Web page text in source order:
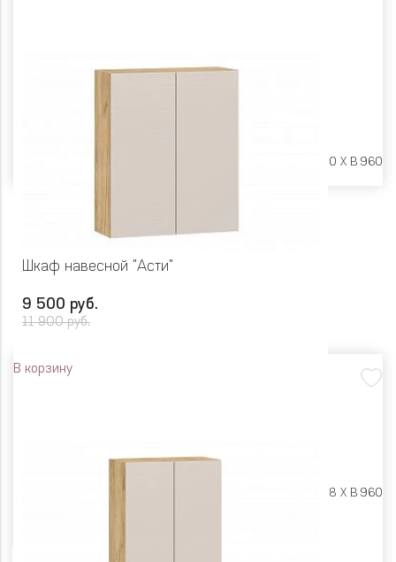
Ш 600 X Г 600 X В 960
Шкаф навесной "Асти"
9 500 руб.
11 900 руб.
В корзину
Ш 800 X Г 318 X В 960